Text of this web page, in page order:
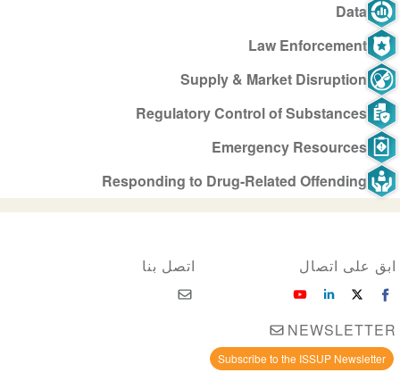
Data
Law Enforcement
Supply & Market Disruption
Regulatory Control of Substances
Emergency Resources
Responding to Drug-Related Offending
اتصل بنا ابق على اتصال
NEWSLETTER
Subscribe to the ISSUP Newsletter